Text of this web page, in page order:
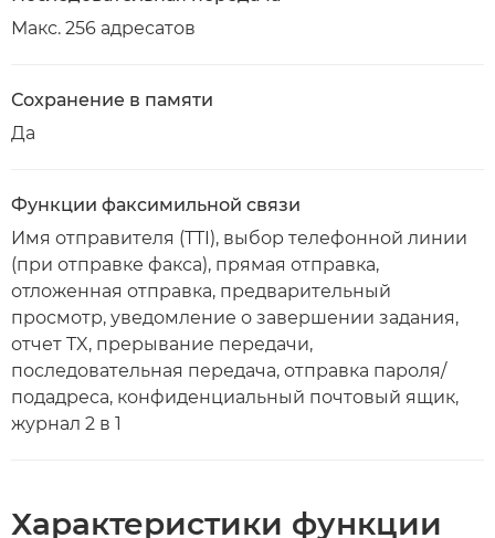
Макс. 256 адресатов
Сохранение в памяти
Да
Функции факсимильной связи
Имя отправителя (TTI), выбор телефонной линии
(при отправке факса), прямая отправка,
отложенная отправка, предварительный
просмотр, уведомление о завершении задания,
отчет TX, прерывание передачи,
последовательная передача, отправка пароля/
подадреса, конфиденциальный почтовый ящик,
журнал 2 в 1
Характеристики функции